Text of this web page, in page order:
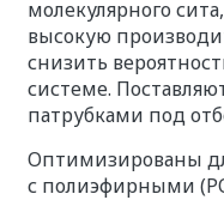
молекулярного
высокую
снизить
системе.
патрубками под
Оптимизированы
с полиэфирными